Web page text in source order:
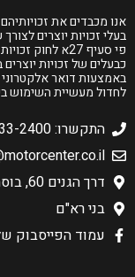
אנו מכבדים את
בעלי זכויות יוצרים
כבעלים של זכויות
באמצעות דואר
לחדול מעשיית השימוש
התקשרו: 053-633-2400
דרך הגנים 60, בוסתן הגליל
בני רא"ם
עמוד הפייסבוק